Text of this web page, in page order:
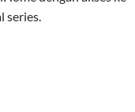
pada satu
series.